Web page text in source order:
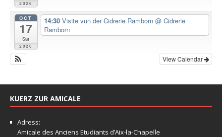
2026
OCT
17
Sat
2026
14:30 Visite vun der Cidrerie Ramborn @ Cidrerie
Ramborn
View Calendar
KUERZ ZUR AMICALE
Adress:
Amicale des Anciens Etudiants d’Aix-la-Chapelle